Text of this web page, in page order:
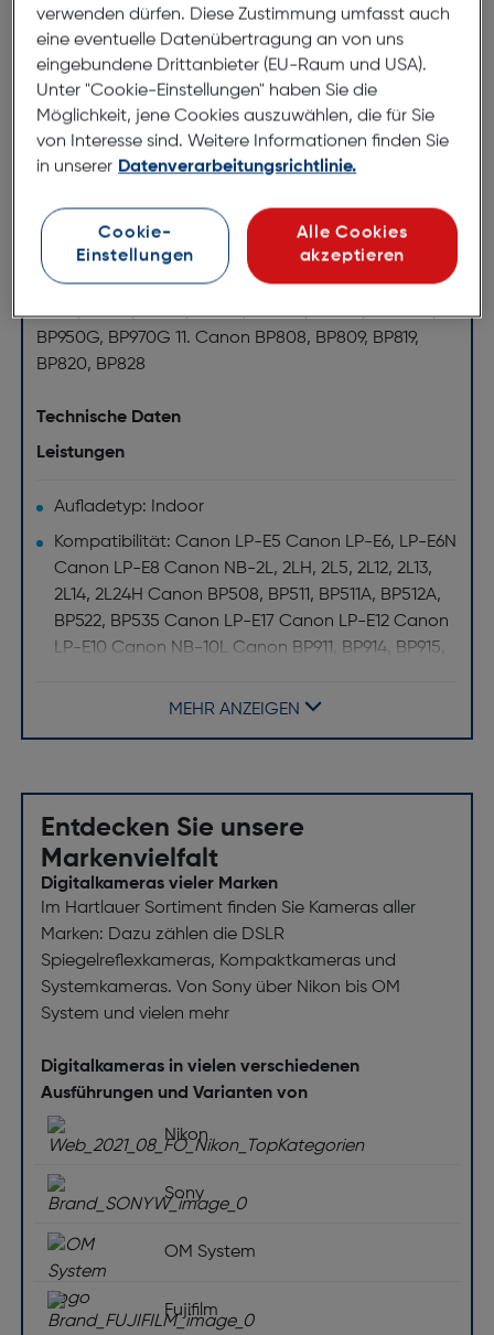
ArtNr.: 220056021
Jupio USB Brand Charger für
Canon 7.2V-8.4V Akkus
Akkus aufladen: 1. Canon LP-E5 2. Canon LP-E6, LP-
E6N 3. Canon LP-E8 4. Canon NB-2L, 2LH, 2L5, 2L12,
2L13, 2L14, 2L24H 5. Canon BP508, BP511, BP511A,
BP512A, BP522, BP535 6. Canon LP-E17 7. Canon LP-
E12 8. Canon LP-E10 9. Canon NB-10L 10. Canon
BP911, BP914, BP915, BP924, BP930 , BP945, BP930G,
BP950G, BP970G 11. Canon BP808, BP809, BP819,
BP820, BP828
Technische Daten
Leistungen
Aufladetyp: Indoor
Kompatibilität: Canon LP-E5 Canon LP-E6, LP-E6N
Canon LP-E8 Canon NB-2L, 2LH, 2L5, 2L12, 2L13,
2L14, 2L24H Canon BP508, BP511, BP511A, BP512A,
BP522, BP535 Canon LP-E17 Canon LP-E12 Canon
LP-E10 Canon NB-10L Canon BP911, BP914, BP915,
Canon BP808, BP809, BP819, BP820, BP828 Canon
Produktfarbe: Schwarz
MEHR ANZEIGEN
Entdecken Sie unsere
Markenvielfalt
Digitalkameras vieler Marken
Im Hartlauer Sortiment finden Sie Kameras aller
Marken: Dazu zählen die DSLR
Spiegelreflexkameras, Kompaktkameras und
Systemkameras. Von Sony über Nikon bis OM
System und vielen mehr
Digitalkameras in vielen verschiedenen
Ausführungen und Varianten von
Nikon
Sony
OM System
Fujifilm
verwenden dürfen. Diese Zustimmung umfasst auch
eine eventuelle Datenübertragung an von uns
eingebundene Drittanbieter (EU-Raum und USA).
Unter "Cookie-Einstellungen" haben Sie die
Möglichkeit, jene Cookies auszuwählen, die für Sie
von Interesse sind. Weitere Informationen finden Sie
in unserer Datenverarbeitungsrichtlinie.
Cookie-
Einstellungen
Alle Cookies
akzeptieren